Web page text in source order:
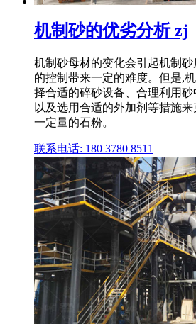
机制砂的优劣分析 zj
机制砂母材的变化会引起机制
的控制带来一定的难度。但是,
择合适的碎砂设备、合理利用
以及选用合适的外加剂等措施
一定量的石粉。
联系电话: 180 3780 8511